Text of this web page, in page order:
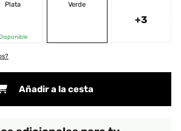
Plata Verde
+3
Añadir a la cesta